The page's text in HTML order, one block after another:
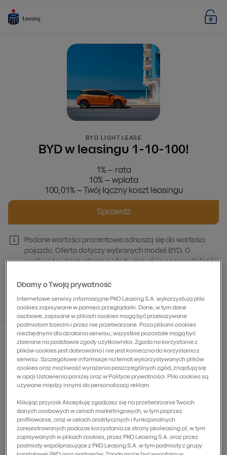
BYD LIGHT LEASE
BYD w leasingu 1-10-100!
1% – rata
10% – wpłata
100,01% – Twój łączny koszt leasingu
Sprawdź
Podane wartości procentowe odnoszą się do wartości
pojazdu. Oferta dotyczy wybranych modeli BYD. O
możliwości skorzystania z oferty decyduje ocena zdolności
Czego potrzebujesz?
Finansowanie pojazdów
Finansowanie pojazdów
Finansowanie samochodów
Samochody osobowe i dostawcze do
3,5 tony
Dbamy o Twoją prywatność
Internetowe serwisy informacyjne PKO Leasing S.A. wykorzystują pliki
cookies zapisywane w pamięci przeglądarki. Dane, w tym dane
osobowe, zapisane w plikach cookies mogą być przekazywane
podmiotom trzecim i przez nie przetwarzane. Poza plikami cookies
niezbędnymi dla działania serwisu, wszystkie pozostałe mogą być
zbierane na podstawie zgody użytkownika. Zgoda na korzystanie z
plików cookies jest dobrowolna i nie jest konieczna do korzystania z
serwisu. Szczegółowe informacje na temat wykorzystywanych plików
cookies oraz możliwość wyrażenia poszczególnych zgód, znajdują się
w opcji Ustawienia poniżej oraz w Polityce prywatności. Pliki cookies są
używane między innymi do personalizacji reklam.
Klikając przycisk Akceptuję zgadzasz się na przetwarzanie Twoich
danych osobowych w celach marketingowych, w tym poprzez
profilowanie, oraz w celach analitycznych i funkcjonalnych
zarejestrowanych podczas korzystania ze strony pkoleasing.pl, w tym
zapisywanych w plikach cookies, przez PKO Leasing S.A. oraz przez
podmioty współpracujące z PKO Leasing S.A. w tym podmioty z grupy